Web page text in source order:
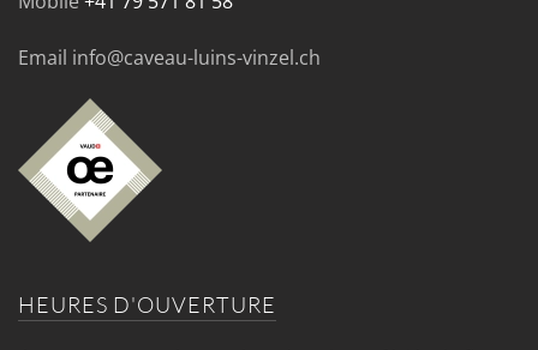
Email info@caveau-luins-vinzel.ch
HEURES D'OUVERTURE